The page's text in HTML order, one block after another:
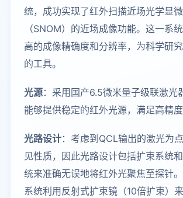
统，成功实现了红外扫描近场光学显
（SNOM）的近场成像功能。这一系
高的成像精确度和分辨率，为科学研
的工具。
光源：采用国产6.5微米量子级联激光
能够提供稳定的红外光源，满足高精度
光路设计：考虑到QCL输出的激光为
见性质，因此光路设计包括扩束系统
统来准确无误地将红外光聚焦至探针
系统利用反射式扩束镜（10倍扩束）来